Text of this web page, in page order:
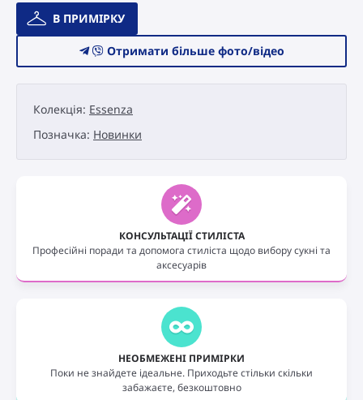
Весільна
сукня
Essenza
В ПРИМІРКУ
Отримати більше фото/відео
Колекція: Essenza
Позначка: Новинки
КОНСУЛЬТАЦІЇ СТИЛІСТА
Професійні поради та допомога стиліста щодо вибору сукні та
аксесуарів
НЕОБМЕЖЕНІ ПРИМІРКИ
Поки не знайдете ідеальне. Приходьте стільки скільки
забажаєте, безкоштовно